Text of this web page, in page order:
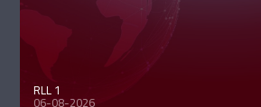
RLL 1
06-08-2026